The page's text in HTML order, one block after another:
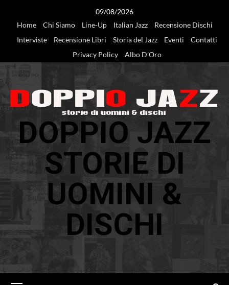
09/08/2026
Home
Chi Siamo Line-Up Italian Jazz
Recensione Dischi
Interviste
Recensione Libri Storia del Jazz Eventi
Contatti
Privacy Policy
Albo D’Oro
DOPPIO JAZZ
STORIE DI
UOMINI &
DISCHI